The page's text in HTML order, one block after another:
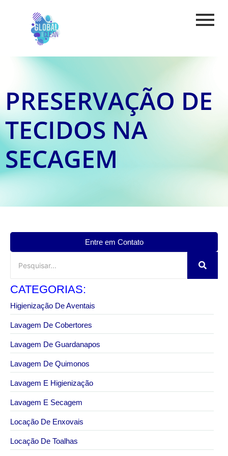
PRESERVAÇÃO DE
TECIDOS NA
SECAGEM
Entre em Contato
CATEGORIAS:
Higienização De Aventais
Lavagem De Cobertores
Lavagem De Guardanapos
Lavagem De Quimonos
Lavagem E Higienização
Lavagem E Secagem
Locação De Enxovais
Locação De Toalhas